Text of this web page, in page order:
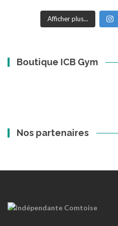
Afficher plus...
Boutique ICB Gym
Nos partenaires